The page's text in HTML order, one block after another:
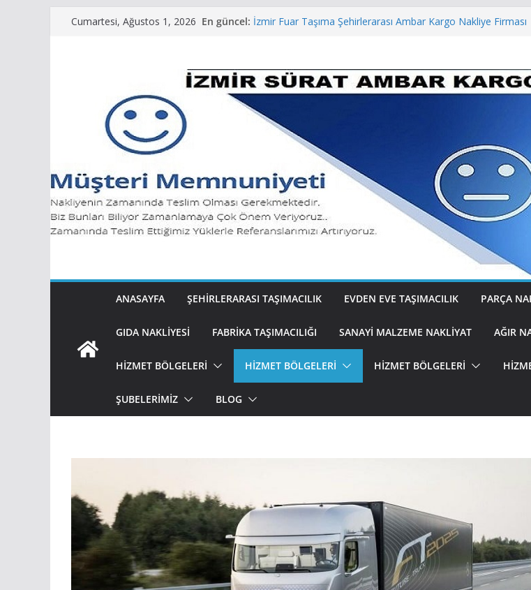
Cumartesi, Ağustos 1, 2026 En güncel: Nakliye
İzmir Evden Eve Taşımacılık Şehirlerarası Ambar Kargo
Nakliye
İzmir Parça Nakliye Şehirlerarası Ambar Kargo Nakliye
ANASAYFA ŞEHIRLERARASI TAŞIMACILIK EVDEN EVE TAŞIMACILIK PARÇA
GIDA NAKLIYESI FABRIKA TAŞIMACILIĞI SANAYI MALZEME NAKLIYAT AĞIR
HİZMET BÖLGELERİ HİZMET BÖLGELERİ HİZMET BÖLGELERİ
ŞUBELERİMİZ BLOG